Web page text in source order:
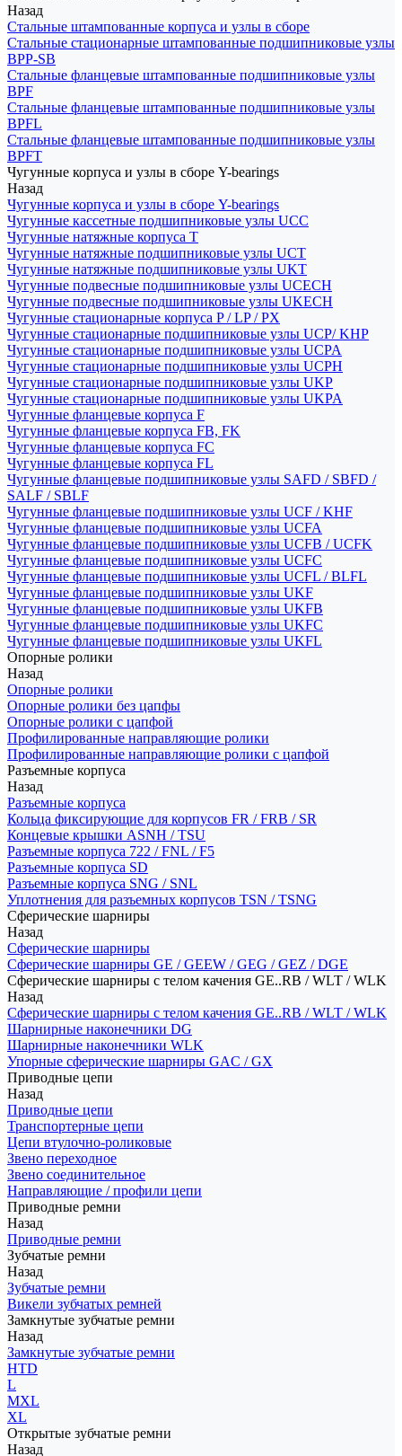
Назад
Стальные штампованные корпуса и узлы в сборе
Стальные стационарные штампованные подшипниковые узлы
BPP-SB
Стальные фланцевые штампованные подшипниковые узлы
BPF
Стальные фланцевые штампованные подшипниковые узлы
BPFL
Стальные фланцевые штампованные подшипниковые узлы
BPFT
Чугунные корпуса и узлы в сборе Y-bearings
Назад
Чугунные корпуса и узлы в сборе Y-bearings
Чугунные кассетные подшипниковые узлы UCC
Чугунные натяжные корпуса T
Чугунные натяжные подшипниковые узлы UCT
Чугунные натяжные подшипниковые узлы UKT
Чугунные подвесные подшипниковые узлы UCECH
Чугунные подвесные подшипниковые узлы UKECH
Чугунные стационарные корпуса P / LP / PX
Чугунные стационарные подшипниковые узлы UCP/ KHP
Чугунные стационарные подшипниковые узлы UCPA
Чугунные стационарные подшипниковые узлы UCPH
Чугунные стационарные подшипниковые узлы UKP
Чугунные стационарные подшипниковые узлы UKPA
Чугунные фланцевые корпуса F
Чугунные фланцевые корпуса FB, FK
Чугунные фланцевые корпуса FC
Чугунные фланцевые корпуса FL
Чугунные фланцевые подшипниковые узлы SAFD / SBFD /
SALF / SBLF
Чугунные фланцевые подшипниковые узлы UCF / KHF
Чугунные фланцевые подшипниковые узлы UCFA
Чугунные фланцевые подшипниковые узлы UCFB / UCFK
Чугунные фланцевые подшипниковые узлы UCFC
Чугунные фланцевые подшипниковые узлы UCFL / BLFL
Чугунные фланцевые подшипниковые узлы UKF
Чугунные фланцевые подшипниковые узлы UKFB
Чугунные фланцевые подшипниковые узлы UKFC
Чугунные фланцевые подшипниковые узлы UKFL
Опорные ролики
Назад
Опорные ролики
Опорные ролики без цапфы
Опорные ролики с цапфой
Профилированные направляющие ролики
Профилированные направляющие ролики с цапфой
Разъемные корпуса
Назад
Разъемные корпуса
Кольца фиксирующие для корпусов FR / FRB / SR
Концевые крышки ASNH / TSU
Разъемные корпуса 722 / FNL / F5
Разъемные корпуса SD
Разъемные корпуса SNG / SNL
Уплотнения для разъемных корпусов TSN / TSNG
Сферические шарниры
Назад
Сферические шарниры
Сферические шарниры GE / GEEW / GEG / GEZ / DGE
Сферические шарниры с телом качения GE..RB / WLT / WLK
Назад
Сферические шарниры с телом качения GE..RB / WLT / WLK
Шарнирные наконечники DG
Шарнирные наконечники WLK
Упорные сферические шарниры GAC / GX
Приводные цепи
Назад
Приводные цепи
Транспортерные цепи
Цепи втулочно-роликовые
Звено переходное
Звено соединительное
Направляющие / профили цепи
Приводные ремни
Назад
Приводные ремни
Зубчатые ремни
Назад
Зубчатые ремни
Викели зубчатых ремней
Замкнутые зубчатые ремни
Назад
Замкнутые зубчатые ремни
HTD
L
MXL
XL
Открытые зубчатые ремни
Назад